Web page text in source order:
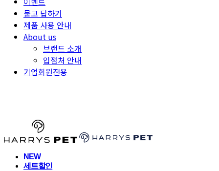
묻고 답하기
제품 사용 안내
About us
브랜드 소개
입점처 안내
기업회원전용
NEW
세트할인